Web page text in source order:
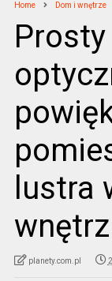
Home Dom i wnętrze
lustra
wnętrz
planety.com.pl